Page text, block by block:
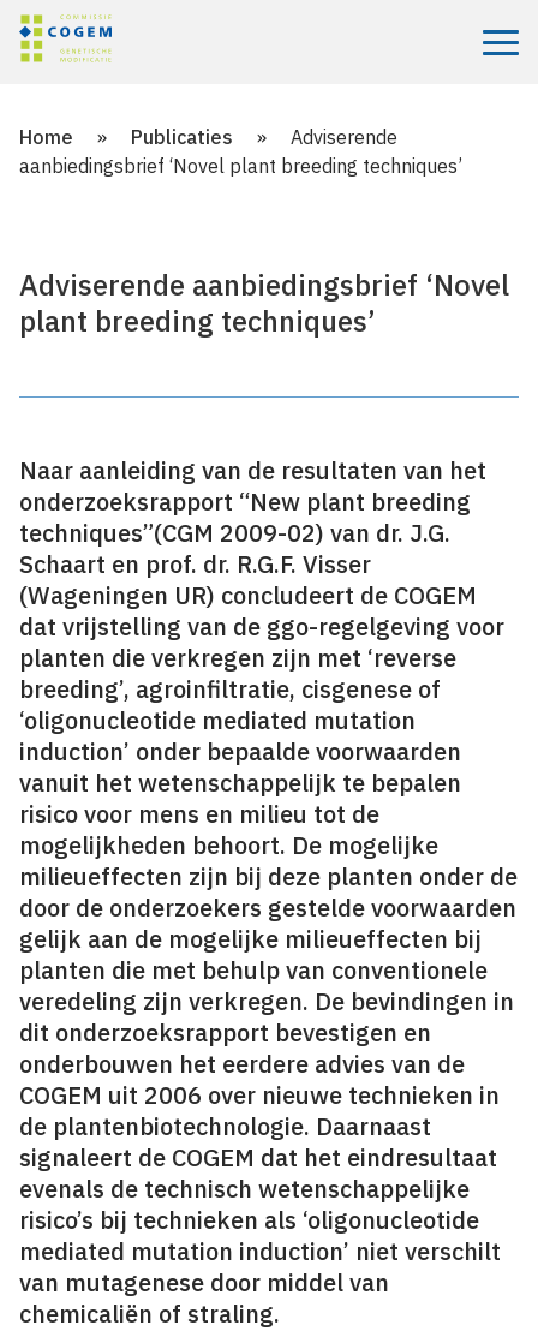
Menu
Home » Publicaties »
Adviserende
aanbiedingsbrief ‘Novel plant breeding techniques’
Adviserende aanbiedingsbrief ‘Novel
plant breeding techniques’
Naar aanleiding van de resultaten van het
onderzoeksrapport “New plant breeding
techniques”(CGM 2009-02) van dr. J.G.
Schaart en prof. dr. R.G.F. Visser
(Wageningen UR) concludeert de COGEM
dat vrijstelling van de ggo-regelgeving voor
planten die verkregen zijn met ‘reverse
breeding’, agroinfiltratie, cisgenese of
‘oligonucleotide mediated mutation
induction’ onder bepaalde voorwaarden
vanuit het wetenschappelijk te bepalen
risico voor mens en milieu tot de
mogelijkheden behoort. De mogelijke
milieueffecten zijn bij deze planten onder de
door de onderzoekers gestelde voorwaarden
gelijk aan de mogelijke milieueffecten bij
planten die met behulp van conventionele
veredeling zijn verkregen. De bevindingen in
dit onderzoeksrapport bevestigen en
onderbouwen het eerdere advies van de
COGEM uit 2006 over nieuwe technieken in
de plantenbiotechnologie. Daarnaast
signaleert de COGEM dat het eindresultaat
evenals de technisch wetenschappelijke
risico’s bij technieken als ‘oligonucleotide
mediated mutation induction’ niet verschilt
van mutagenese door middel van
chemicaliën of straling.